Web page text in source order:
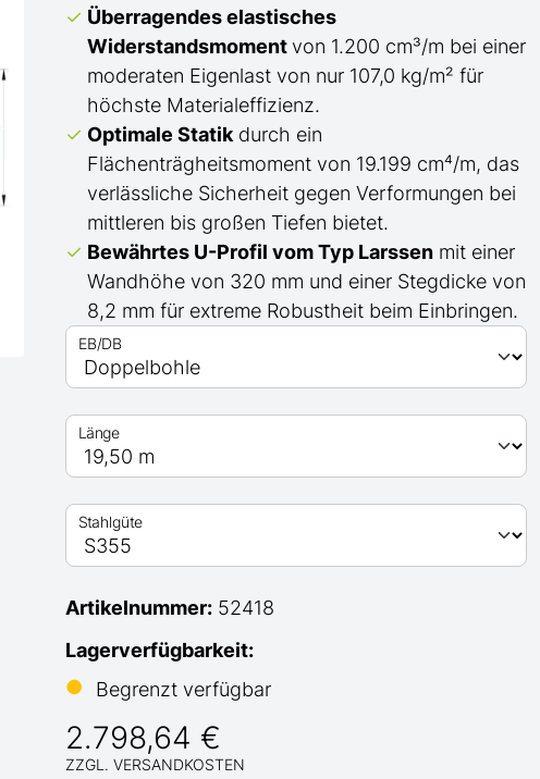
Überragendes elastisches
Widerstandsmomentvon 1.200 cm³/m bei einer
moderaten Eigenlast von nur 107,0 kg/m² für
höchste Materialeffizienz.
Optimale Statik durch ein
Flächenträgheitsmoment von 19.199 cm⁴/m, das
verlässliche Sicherheit gegen Verformungen bei
mittleren bis großen Tiefen bietet.
Bewährtes U-Profil vom Typ Larssen mit einer
Wandhöhe von 320 mm und einer Stegdicke von
8,2 mm für extreme Robustheit beim Einbringen.
EB/DB
Länge
Stahlgüte
Artikelnummer: 52418
Lagerverfügbarkeit:
●
Begrenzt verfügbar
2.798,64 €
ZZGL. VERSANDKOSTEN